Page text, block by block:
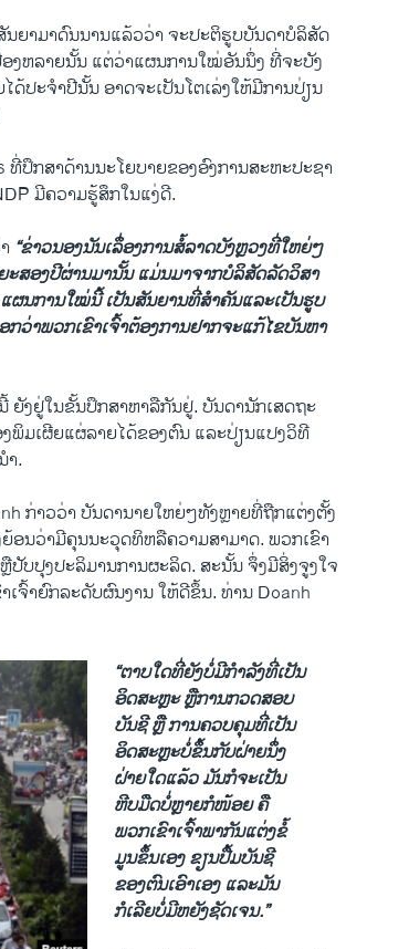
ຍາ​ມາ​ດົນ​ນານ​ແລ້ວວ່າ​ ຈະປະຕິ​ຮູ​ບບັນດາບໍລິສັດ
ງ​ຫລາຍ​ນັ້ນ ​ແຕ່ວ່າ​ແຜນການ​ໃໝ່ອັນນຶ່ງ​ ທີ່​ຈະບັງ
ດ້​ປະ​ຈໍາປີ​ນັ້ນ ອາດຈະ​ເປັນ​ໂຕ​ເລ່ງ​ໃຫ້​ມີ​ການ​ປ່ຽນ
ທີ່​ປຶກສາ​ດ້ານ​ນະ​ໂຍບາຍຂອງອົງການສະຫະ​ປະຊາ
ມີ​ຄວາມ​ຮູ້ສຶກ​ໃນ​ແງ່​ດີ.
“ຂ່າວ​ນອງ​ນັນ​ເລຶ່ອງການ​ສໍ້​ລາດ​ບັງຫຼວງ​ທີ່ໃຫຍ່ໆ​
ະສອງ​ປີຜ່ານມາ​ນັ້ນ ​ແມ່ນ​ມາ​ຈາກ​ບໍລິສັດ​ລັດວິ​ສາ​
ຜນການ​ໃໝ່​ນີ້ ​ເປັນ​ສັນຍານທີ່ສໍາຄັນແລະ​​ເປັນຮູບ​
ກ​ວ່າ​ພວກ​ເຂົາ​ເຈົ້າຕ້ອງ​ການ​ຢາກ​ຈະ​ແກ້​ໄຂບັນຫາ​
ຍັງ​ຢູ່​ໃນ​ຂັ້ນ​ປຶກສາ​ຫາ​ລືກັນ​ຢູ່. ບັນດາ​ນັກ​ເສດຖະ
ພິມ​ເຜີຍ​ແຜ່​ລາຍ​ໄດ້ຂອງ​ຕົນ ​ແລະ​ປ່ຽນ​ແປງ​ວິທີ​
.
ກ່າວ​ວ່າ ບັນດາ​ນາຍ​ໃຫຍ່ໆ​ທັງຫຼາຍ​ທີ່ຖືກ​ແຕ່ງ​ຕັ້ງ​
ອນ​ວ່າ​ມີຄຸນນະ​ວຸດ​ທິຫລື​ຄວາມ​ສາມາດ. ພວກ​ເຂົາ
ປັບປຸງ​ປະລິມານ​ການ​ຜະລິດ. ສະ​ນັ້ນ ຈຶ່ງ​ມີ​ສິ່ງ​ຈູງ​ໃຈ
ຈົ້າ​ຍົກ​ລະດັບຜົນງານ​ ໃຫ້ດີ​ຂຶ້ນ. ທ່ານ Doanh
“ຕາບ​ໃດ​ທີ່​ຍັງ​ບໍ່​ມີ​ກໍາລັງທີ່​ເປັນ​
ອິດສະຫຼະ ຫຼື​ການກວດ​ສອບ​
ບັນຊີ ຫຼື ການ​ຄວບ​ຄຸມ​ທີ່​ເປັນ
ອິດສະຫຼະ​ບໍ່​ຂຶ້ນກັບ​ຝ່າຍ​ນຶ່ງ​
ຝ່າຍ​ໃດ​ແລ້ວ ມັນ​ກໍ​ຈະ​ເປັນ
ຫີບ​ມືດ​ບໍ່​ຫຼາຍ​ກໍ​ໜ້ອຍ ຄື​
ພວກ​ເຂົາ​ເຈົ້າ​ພາກັນ​ແຕ່ງ​ຂໍ້​
ມູນຂຶ້ນ​ເອງ ​ຂຽນ​ປື້ມບັນຊີ
ຂອງ​ຕົນ​ເອົາ​ເອງ​ ແລະ​ມັນ
​ກໍ​ເລີຍ​ບໍ່​ມີ​ຫຍັງຊັດ​ເຈນ​.”